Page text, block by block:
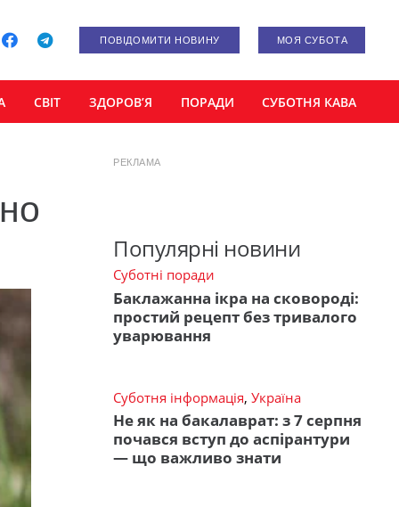
ПОВІДОМИТИ НОВИНУ МОЯ СУБОТА
СВІТ ЗДОРОВ’Я ПОРАДИ СУБОТНЯ КАВА
РЕКЛАМА
Популярні новини
Суботні поради
Баклажанна ікра на сковороді:
простий рецепт без тривалого
уварювання
Суботня інформація, Україна
Не як на бакалаврат: з 7 серпня
почався вступ до аспірантури
— що важливо знати